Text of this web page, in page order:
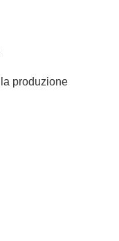
produzione